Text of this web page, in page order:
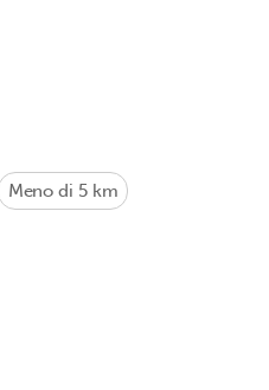
Meno di 5 km